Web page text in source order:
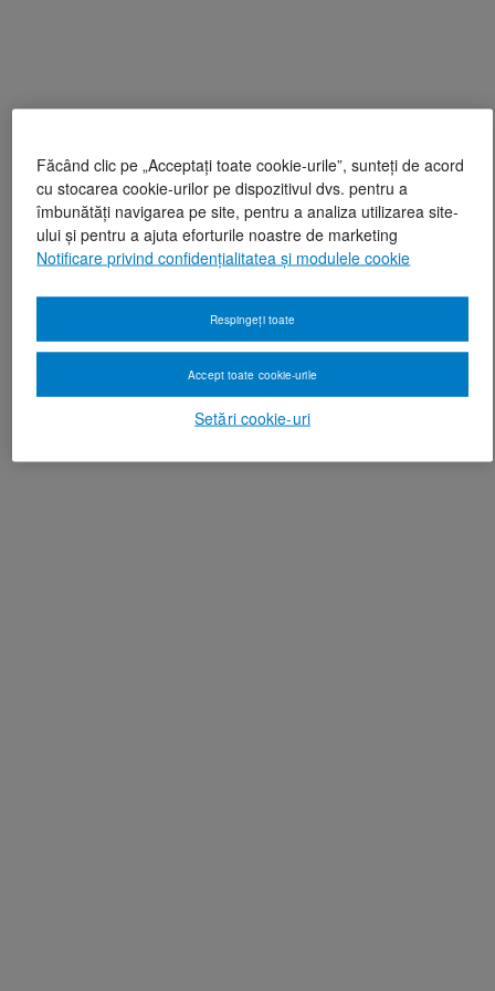
Făcând clic pe „Acceptați toate cookie-urile”, sunteți de acord
cu stocarea cookie-urilor pe dispozitivul dvs. pentru a
îmbunătăți navigarea pe site, pentru a analiza utilizarea site-
ului și pentru a ajuta eforturile noastre de marketing
Notificare privind confidențialitatea și modulele cookie
Setări cookie-uri
Respingeți toate
Accept toate cookie-urile